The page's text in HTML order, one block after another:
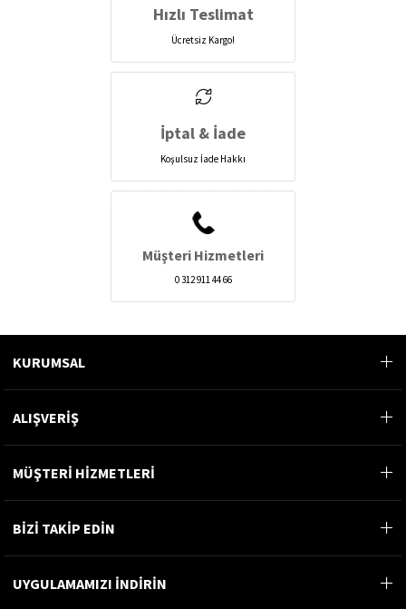
Hızlı Teslimat
Ücretsiz Kargo!
İptal & İade
Koşulsuz İade Hakkı
Müşteri Hizmetleri
0 312 911 44 66
KURUMSAL
ALIŞVERİŞ
MÜŞTERİ HİZMETLERİ
BİZİ TAKİP EDİN
UYGULAMAMIZI İNDİRİN